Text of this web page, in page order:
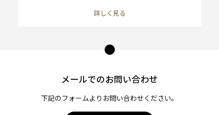
詳しく見る
メールでのお問い合わせ
下記のフォームよりお問い合わせください。
ペー
プ